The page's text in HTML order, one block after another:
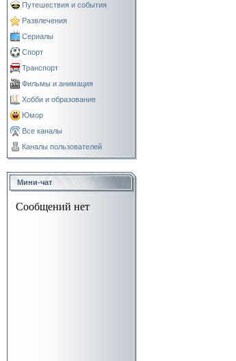
Путешествия и события
Развлечения
Сериалы
Спорт
Транспорт
Фильмы и анимация
Хобби и образование
Юмор
Все каналы
Каналы пользователей
Мини-чат